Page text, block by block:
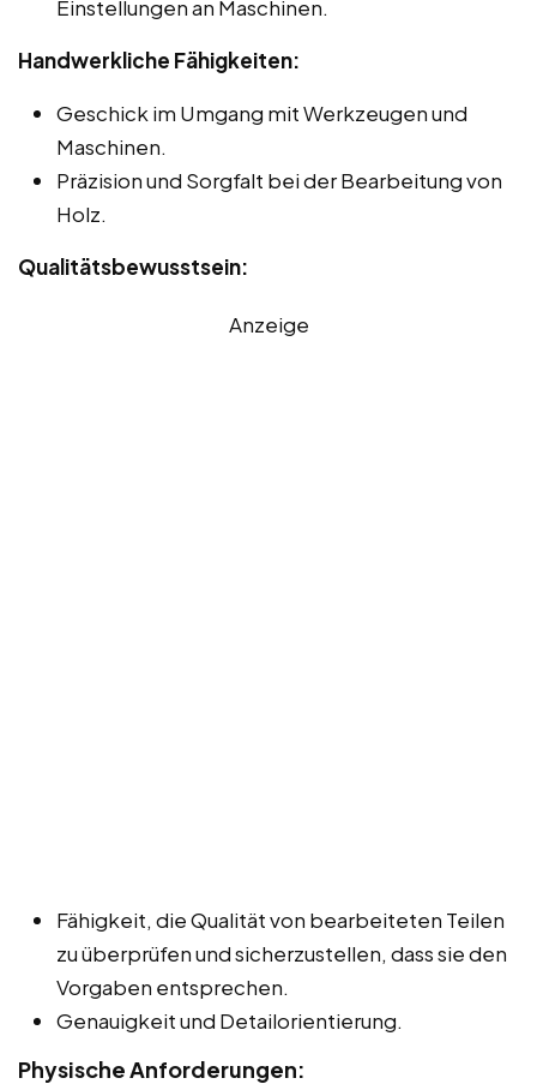
Einstellungen an Maschinen.
Handwerkliche Fähigkeiten:
Geschick im Umgang mit Werkzeugen und
Maschinen.
Präzision und Sorgfalt bei der Bearbeitung von
Holz.
Qualitätsbewusstsein:
Anzeige
Fähigkeit, die Qualität von bearbeiteten Teilen
zu überprüfen und sicherzustellen, dass sie den
Vorgaben entsprechen.
Genauigkeit und Detailorientierung.
Physische Anforderungen: